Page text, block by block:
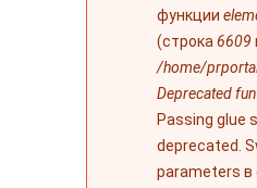
функции
(строка 6609
/home/
Deprecated
Passing glue
deprecated.
parameters в